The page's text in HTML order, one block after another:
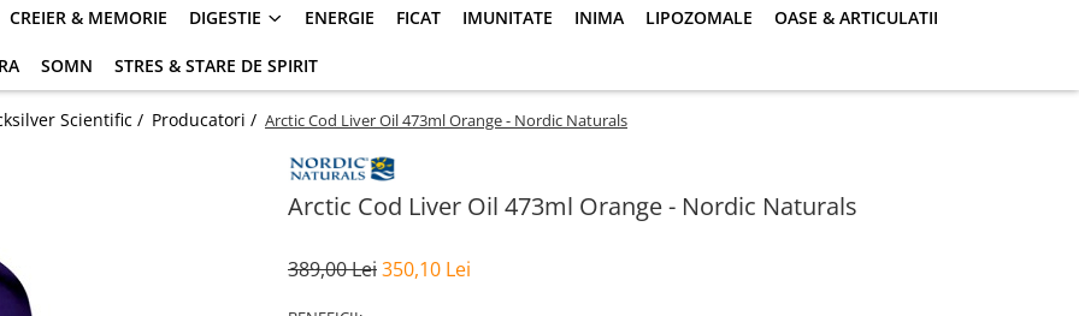
CREIER & MEMORIE DIGESTIE ENERGIE FICAT IMUNITATE INIMA LIPOZOMALE OASE & ARTICULATII
SOMN STRES & STARE DE SPIRIT
Scientific / Producatori / Arctic Cod Liver Oil 473ml Orange - Nordic Naturals
Arctic Cod Liver Oil 473ml Orange - Nordic Naturals
389,00 Lei350,10 Lei